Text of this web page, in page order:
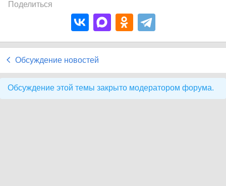
Поделиться
Обсуждение новостей
Обсуждение этой темы закрыто модератором форума.